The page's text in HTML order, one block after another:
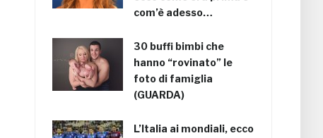
com’è adesso…
30 buffi bimbi che
hanno “rovinato” le
foto di famiglia
(GUARDA)
L’Italia ai mondiali, ecco